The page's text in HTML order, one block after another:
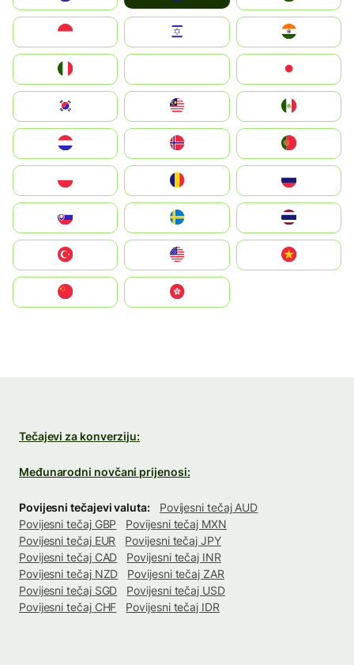
South Korea
United States
中國香港特別行政區
Tečajevi za konverziju:
Međunarodni novčani prijenosi:
Povijesni tečajevi valuta:
Povijesni tečaj AUD
Povijesni tečaj GBP
Povijesni tečaj MXN
Povijesni tečaj EUR
Povijesni tečaj JPY
Povijesni tečaj CAD
Povijesni tečaj INR
Povijesni tečaj NZD
Povijesni tečaj ZAR
Povijesni tečaj SGD
Povijesni tečaj USD
Povijesni tečaj CHF
Povijesni tečaj IDR